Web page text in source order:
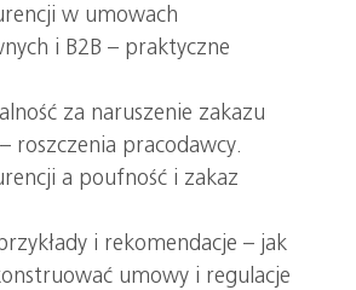
w umowach
i B2B – praktyczne
za naruszenie zakazu
roszczenia pracodawcy.
a poufność i zakaz
i rekomendacje – jak
umowy i regulacje